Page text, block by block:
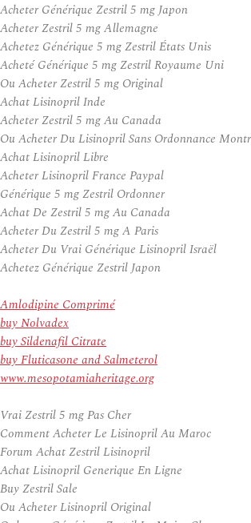
Acheter Générique Zestril 5 mg Japon
Acheter Zestril 5 mg Allemagne
Achetez Générique 5 mg Zestril États Unis
Acheté Générique 5 mg Zestril Royaume Uni
Ou Acheter Zestril 5 mg Original
Achat Lisinopril Inde
Acheter Zestril 5 mg Au Canada
Ou Acheter Du Lisinopril Sans Ordonnance
Achat Lisinopril Libre
Acheter Lisinopril France Paypal
Générique 5 mg Zestril Ordonner
Achat De Zestril 5 mg Au Canada
Acheter Du Zestril 5 mg A Paris
Acheter Du Vrai Générique Lisinopril Israël
Achetez Générique Zestril Japon
Amlodipine Comprimé
buy Nolvadex
buy Sildenafil Citrate
buy Fluticasone and Salmeterol
www.mesopotamiaheritage.org
Vrai Zestril 5 mg Pas Cher
Comment Acheter Le Lisinopril Au Maroc
Forum Achat Zestril Lisinopril
Achat Lisinopril Generique En Ligne
Buy Zestril Sale
Ou Acheter Lisinopril Original